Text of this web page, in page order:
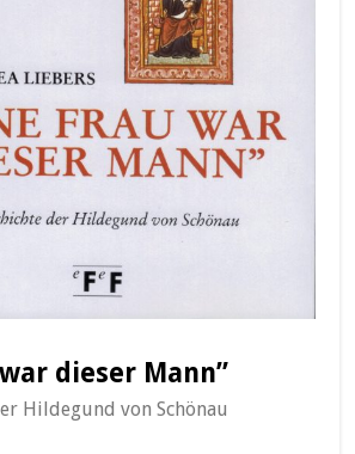
dieser Mann”
Hildegund von Schönau